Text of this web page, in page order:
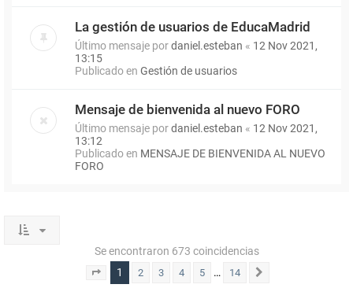
La gestión de usuarios de EducaMadrid
Último mensaje pordaniel.esteban « 12 Nov 2021,
13:15
Publicado en Gestión de usuarios
Mensaje de bienvenida al nuevo FORO
Último mensaje pordaniel.esteban « 12 Nov 2021,
13:12
Publicado en MENSAJE DE BIENVENIDA AL NUEVO
FORO
Se encontraron 673 coincidencias
Página 1de 14
1 2 3 4 5 … 14